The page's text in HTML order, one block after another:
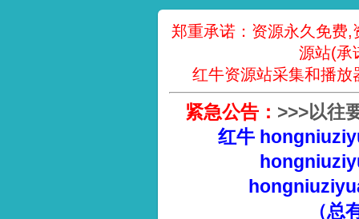
郑重承诺：资源永久免费
源站(承
红牛资源站采集和播放
紧急公告： >>>以往
红牛
（总